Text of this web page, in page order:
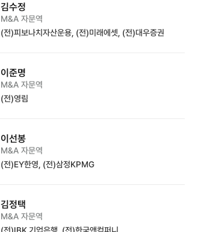
김수정
M&A 자문역
(전)피보나치자산운용, (전)미래에셋, (전)대우증권
이준명
M&A 자문역
(전)영림
이선봉
M&A 자문역
(전)EY한영, (전)삼정KPMG
김정택
M&A 자문역
(전)IBK 기업은행, (전)한국앤컴퍼니